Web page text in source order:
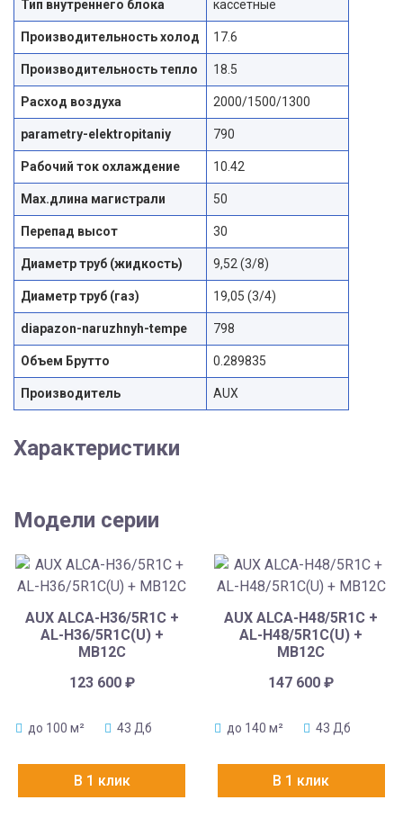
Тип внутреннего блока кассетные
Производительность холод 17.6
Производительность тепло 18.5
Расход воздуха 2000/1500/1300
parametry-elektropitaniy 790
Рабочий ток охлаждение 10.42
Max.длина магистрали 50
Перепад высот 30
Диаметр труб (жидкость) 9,52 (3/8)
Диаметр труб (газ) 19,05 (3/4)
diapazon-naruzhnyh-tempe 798
Объем Брутто 0.289835
Производитель AUX
Характеристики
Модели серии
AUX ALCA-H36/5R1C +
AL-H36/5R1C(U) +
MB12C
123 600 ₽
до 100 м² 43 Дб
В 1 клик
AUX ALCA-H48/5R1C +
AL-H48/5R1C(U) +
MB12C
147 600₽
до 140 м² 43 Дб
В 1 клик